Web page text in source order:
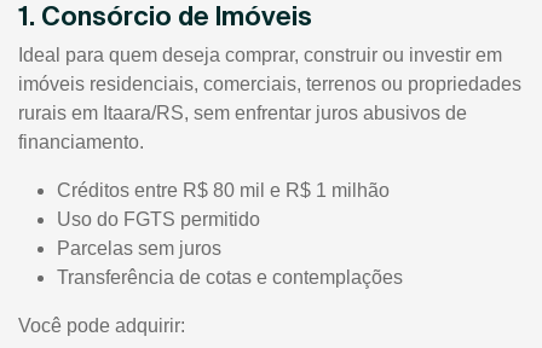
1. Consórcio de Imóveis
Ideal para quem deseja comprar, construir ou investir em
imóveis residenciais, comerciais, terrenos ou propriedades
rurais em Itaara/RS, sem enfrentar juros abusivos de
financiamento.
Créditos entre R$ 80 mil e R$ 1 milhão
Uso do FGTS permitido
Parcelas sem juros
Transferência de cotas e contemplações
Você pode adquirir: